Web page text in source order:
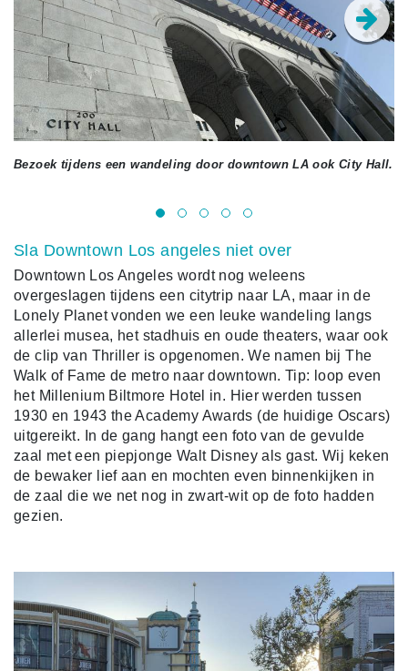
Bezoek tijdens een wandeling door downtown LA ook City Hall.
Sla Downtown Los angeles niet over
Downtown Los Angeles wordt nog weleens
overgeslagen tijdens een citytrip naar LA, maar in de
Lonely Planet vonden we een leuke wandeling langs
allerlei musea, het stadhuis en oude theaters, waar ook
de clip van Thriller is opgenomen. We namen bij The
Walk of Fame de metro naar downtown. Tip: loop even
het Millenium Biltmore Hotel in. Hier werden tussen
1930 en 1943 the Academy Awards (de huidige Oscars)
uitgereikt. In de gang hangt een foto van de gevulde
zaal met een piepjonge Walt Disney als gast. Wij keken
de bewaker lief aan en mochten even binnenkijken in
de zaal die we net nog in zwart-wit op de foto hadden
gezien.